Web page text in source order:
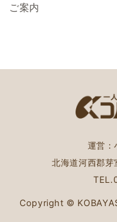
ご案内
運営：
北海道河西郡芽
TEL.
Copyright ©